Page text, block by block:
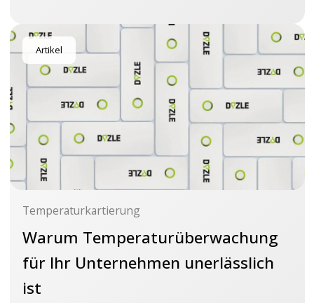
Artikel
Temperaturkartierung
Warum Temperaturüberwachung
für Ihr Unternehmen unerlässlich
ist